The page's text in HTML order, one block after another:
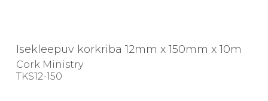
Isekleepuv korkriba 12mm x 150mm x 10m
Cork Ministry
TKS12-150